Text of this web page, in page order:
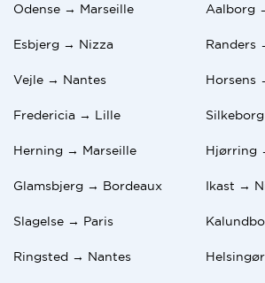
Odense → Marseille Aalborg
Esbjerg → Nizza Randers
Vejle → Nantes Horsens
Fredericia → Lille
Herning → Marseille Hjørring
Glamsbjerg → Bordeaux Ikast →
Slagelse → Paris
Ringsted → Nantes